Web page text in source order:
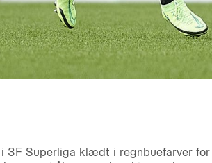
3F Superliga klædt i regnbuefarver